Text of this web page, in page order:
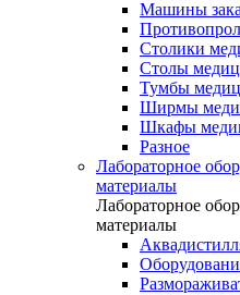
Машины
Столики
Столы
Тумбы
Ширмы
Шкафы
Разное
Лабораторное
материалы
Лабораторное
материалы